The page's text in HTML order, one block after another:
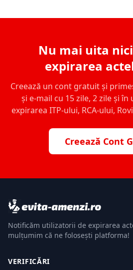
Nu mai uita
expirarea
Creează un cont gratuit și
și e-mail cu 15 zile, 2 zile și
expirarea ITP-ului, RCA-ului,
Creează Cont
Notificăm utilizatorii de expirarea
mulțumim că ne folosești platforma!
VERIFICĂRI